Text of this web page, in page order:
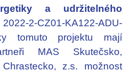
a udržitelného
2-CZ01-KA122-ADU-
tomuto projektu mají
MAS Skutečsko,
z.s. možnost